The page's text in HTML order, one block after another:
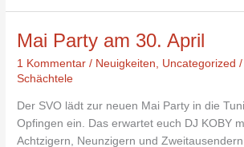
Mai Party am 30. April
1 Kommentar / Neuigkeiten, Uncategorized /
Schächtele
Der SVO lädt zur neuen Mai Party in die
Opfingen ein. Das erwartet euch DJ KOBY
Achtzigern, Neunzigern und
Mai
am
April